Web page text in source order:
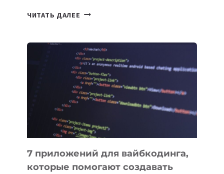
ЧИТАТЬ ДАЛЕЕ ТАСК-
ПОЛЕЗНЫХ
ИНСТРУМЕНТОВ
ДЛЯ
РАБОТЫ
7 приложений для вайбкодинга,
которые помогают создавать